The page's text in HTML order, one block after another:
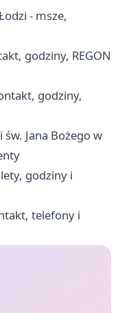
- msze,
godziny, REGON
godziny,
Jana Bożego w
godziny i
telefony i